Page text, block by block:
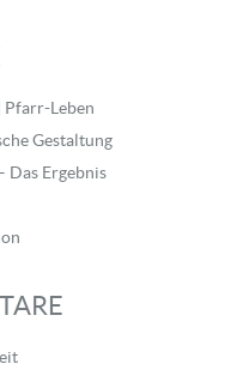
Pfarr-Leben
Gestaltung
Das Ergebnis